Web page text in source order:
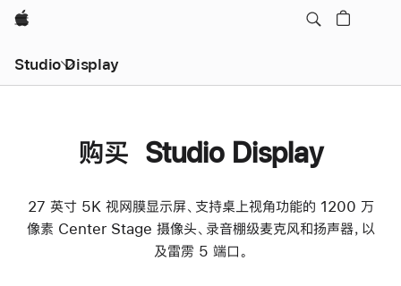
Apple
Studio Display
购买 Studio Display
27 英寸 5K 视网膜显示屏、支持桌上视角功能的 1200 万
像素 Center Stage 摄像头、录音棚级麦克风和扬声器，以
及雷雳 5 端口。